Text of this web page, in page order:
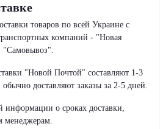
товаров по всей Украине с
компаний - "Новая
"Новой Почтой" составляют 1-3
доставляют заказы за 2-5 дней.
информации о сроках доставки,
менеджерам.